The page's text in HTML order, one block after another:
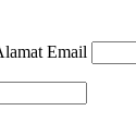
Email